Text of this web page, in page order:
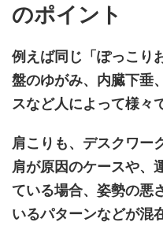
のポイント
例えば同じ「ぽっこり
盤のゆがみ、内臓下垂
スなど人によって様々
肩こりも、デスクワー
肩が原因のケースや、
ている場合、姿勢の悪
いるパターンなどが混